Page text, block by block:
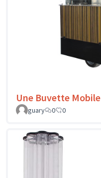
Une Buvette Mobile
guary
0 0